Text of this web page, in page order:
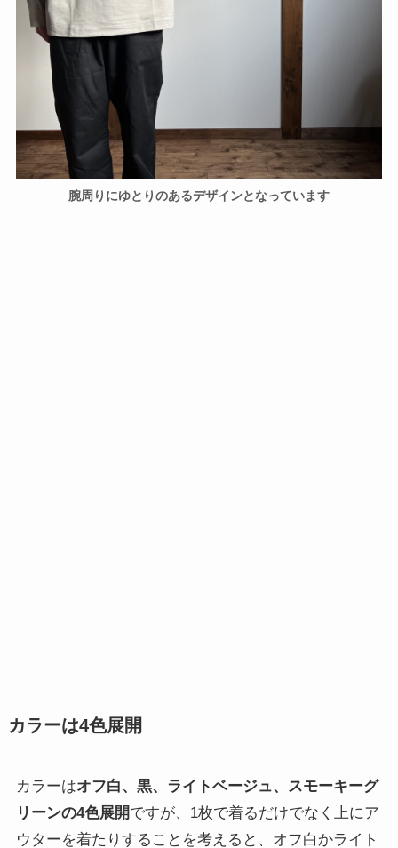
腕周りにゆとりのあるデザインとなっています
カラーは4色展開
カラーはオフ白、黒、ライトベージュ、スモーキーグ
リーンの4色展開ですが、1枚で着るだけでなく上にア
ウターを着たりすることを考えると、オフ白かライト